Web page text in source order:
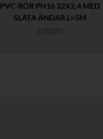
PVC-RÖR PN16 32X2,4 MED
SLÄTA ÄNDAR L=5M
2252551